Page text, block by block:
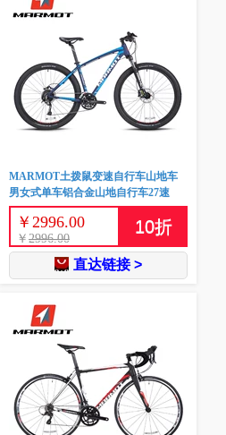
MARMOT土拨鼠变速自行车山地车
男女式单车铝合金山地自行车27速
￥ 2996.00
￥ 2996.00
10折
直达链接 >